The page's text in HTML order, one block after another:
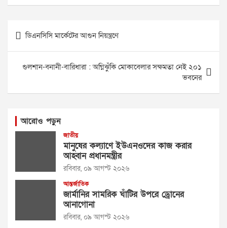
Post
navigation
ডিএনসিসি মার্কেটের আগুন নিয়ন্ত্রণে
গুলশান-বনানী-বারিধারা : অগ্নিঝুঁকি মোকাবেলার সক্ষমতা নেই ২০১
ভবনের
আরোও পড়ুন
জাতীয়
মানুষের কল্যাণে ইউএনওদের কাজ করার
আহ্বান প্রধানমন্ত্রীর
রবিবার, ০৯ আগস্ট ২০২৬
আন্তর্জাতিক
জার্মানির সামরিক ঘাঁটির উপরে ড্রোনের
আনাগোনা
রবিবার, ০৯ আগস্ট ২০২৬